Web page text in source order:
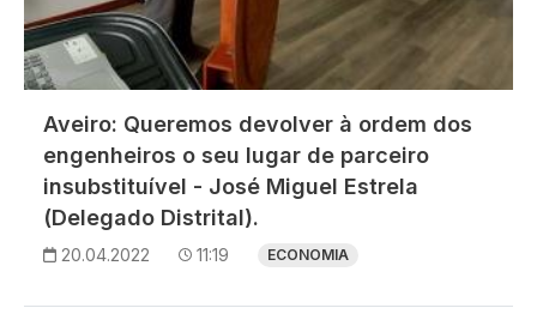
Aveiro: Queremos devolver à ordem dos
engenheiros o seu lugar de parceiro
insubstituível - José Miguel Estrela
(Delegado Distrital).
20.04.2022 11:19 ECONOMIA